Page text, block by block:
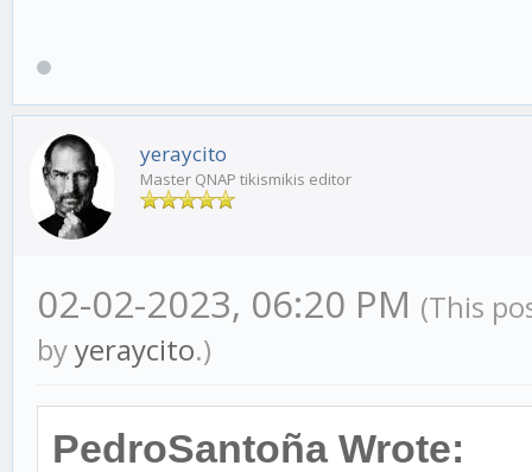
yeraycito
Master QNAP tikismikis editor
02-02-2023, 06:20 PM (This
byyeraycito.)
PedroSantoña Wrote: